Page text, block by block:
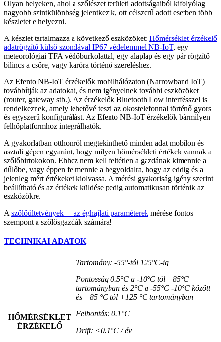
Olyan helyeken, ahol a szőlészet területi adottságaiból kifolyólag
nagyobb szintkülönbség jelentkezik, ott célszerű adott esetben több
készletet elhelyezni.
A készlet tartalmazza a következő eszközöket: Hőmérséklet érzékelő
adatrögzítő külső szondával IP67 védelemmel NB-IoT, egy
meteorológiai TFA védőburkolattal, egy alaplap és egy pár rögzítő
bilincs a csőre, vagy karóra történő szereléshez.
Az Efento NB-IoT érzékelők mobilhálózaton (Narrowband IoT)
továbbítják az adatokat, és nem igényelnek további eszközöket
(router, gateway stb.). Az érzékelők Bluetooth Low interfésszel is
rendelkeznek, amely lehetővé teszi az okostelefonnal történő gyors
és egyszerű konfigurálást. Az Efento NB-IoT érzékelők bármilyen
felhőplatformhoz integrálhatók.
A gyakorlatban otthonról megtekinthető minden adat mobilon és
asztali gépen egyaránt, hogy milyen hőmérsékleti értékek vannak a
szőlőbirtokokon. Ehhez nem kell feltétlen a gazdának kimennie a
dűlőbe, vagy éppen felmennie a hegyoldalra, hogy az eddig és a
jelenleg mért értékeket kiolvassa. A mérési gyakoriság igény szerint
beállítható és az értékek küldése pedig automatikusan történik az
eszközökre.
A szőlőültetvények – az éghajlati paraméterek mérése fontos
szempont a szőlősgazdák számára!
TECHNIKAI ADATOK
HŐMÉRSÉKLET
ÉRZÉKELŐ
Tartomány: -55°-tól 125°C-ig
Pontosság 0.5°C a -10°C tól +85°C
tartományban és 2°C a -55°C -10°C között
és +85 °C tól +125 °C tartományban
Felbontás: 0.1°C
Drift: <0.1°C / év